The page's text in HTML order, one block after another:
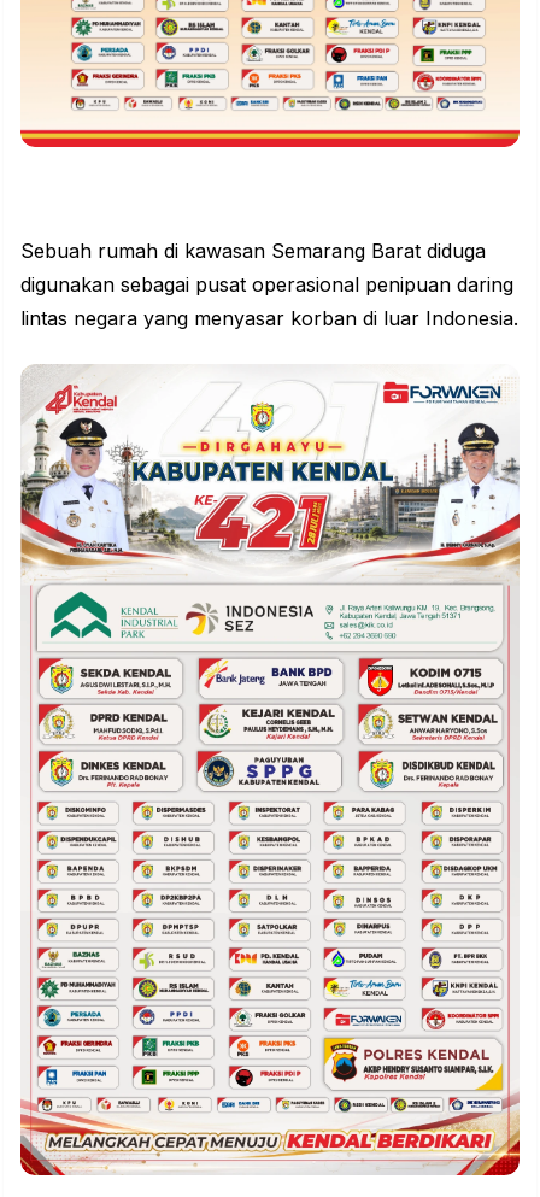
Sebuah rumah di kawasan Semarang Barat diduga
digunakan sebagai pusat operasional penipuan daring
lintas negara yang menyasar korban di luar Indonesia.